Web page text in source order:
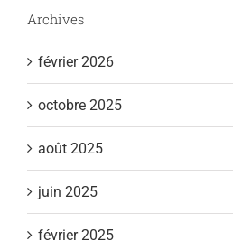
Archives
février 2026
octobre 2025
août 2025
juin 2025
février 2025